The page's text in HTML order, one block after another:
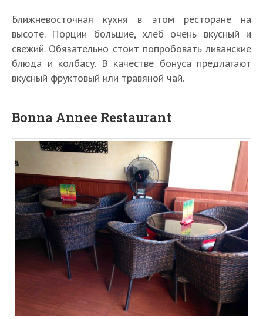
Ближневосточная кухня в этом ресторане на
высоте. Порции большие, хлеб очень вкусный и
свежий. Обязательно стоит попробовать ливанские
блюда и колбасу. В качестве бонуса предлагают
вкусный фруктовый или травяной чай.
Bonna Annee Restaurant